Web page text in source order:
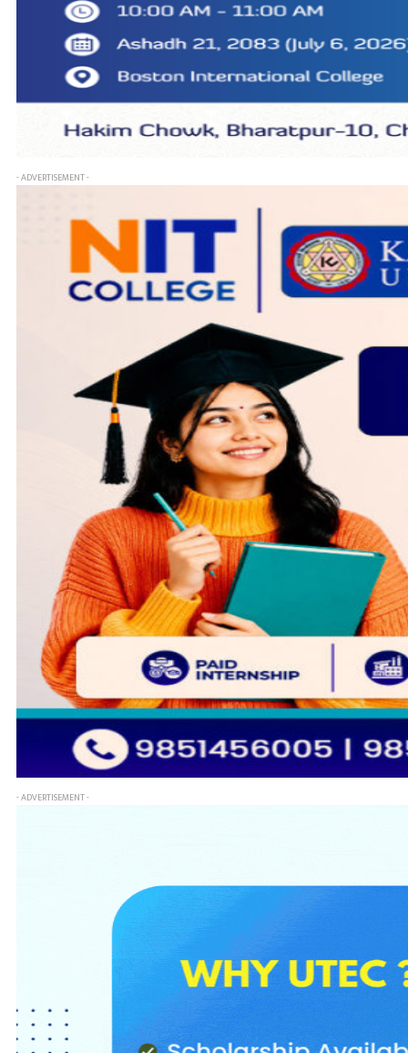
- ADVERTISEMENT -
- ADVERTISEMENT -